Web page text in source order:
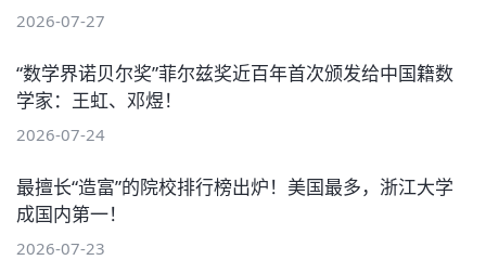
2026-07-27
“数学界诺贝尔奖”菲尔兹奖近百年首次颁发给中国籍数
学家：王虹、邓煜！
2026-07-24
最擅长“造富”的院校排行榜出炉！美国最多，浙江大学
成国内第一！
2026-07-23